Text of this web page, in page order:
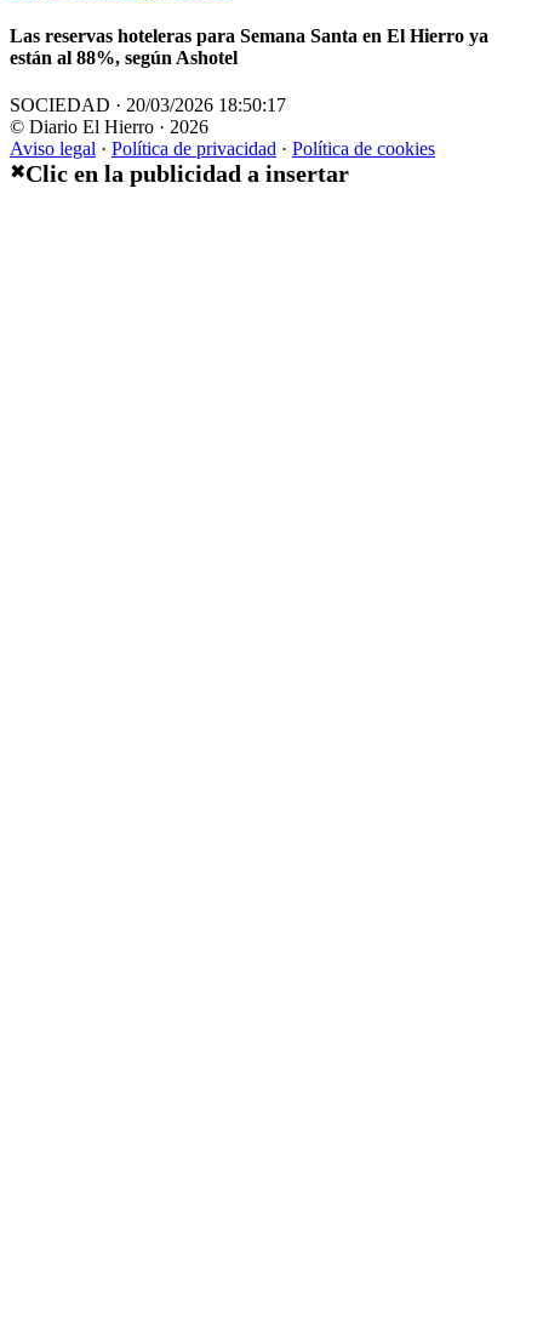
Las reservas hoteleras para Semana Santa en El Hierro ya
están al 88%, según Ashotel
SOCIEDAD · 20/03/2026 18:50:17
© Diario El Hierro · 2026
Aviso legal · Política de privacidad · Política de cookies
✖Clic en la publicidad a insertar